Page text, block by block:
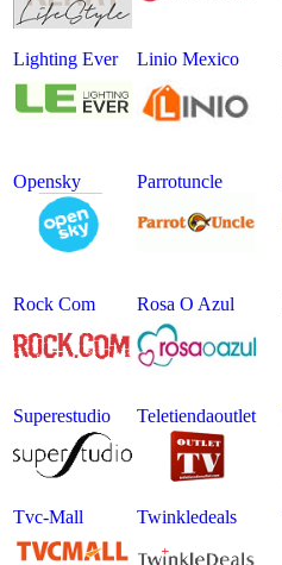
Lighting Ever Linio Mexico
Opensky Parrotuncle
Rock Com Rosa O Azul
Superestudio Teletiendaoutlet
Tvc-Mall Twinkledeals